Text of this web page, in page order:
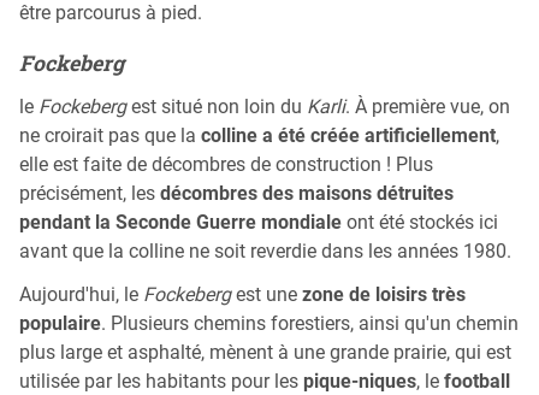
être parcourus à pied.
Fockeberg
le Fockebergest situé non loin du Karli. À première vue, on
ne croirait pas que la colline a été créée artificiellement,
elle est faite de décombres de construction ! Plus
précisément, les décombres des maisons détruites
pendant la Seconde Guerre mondiale ont été stockés ici
avant que la colline ne soit reverdie dans les années 1980.
Aujourd'hui, le Fockebergest une zone de loisirs très
populaire. Plusieurs chemins forestiers, ainsi qu'un chemin
plus large et asphalté, mènent à une grande prairie, qui est
utilisée par les habitants pour les pique-niques, le football